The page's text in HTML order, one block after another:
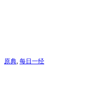
原典, 每日一经